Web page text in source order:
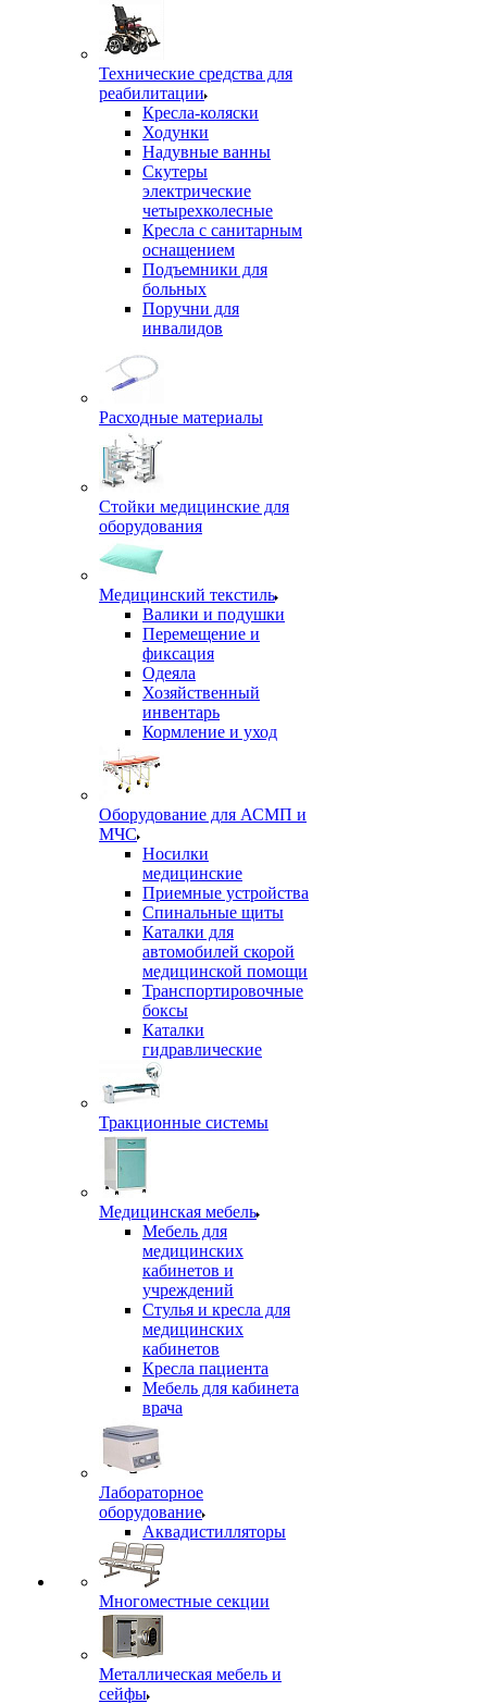
Технические средства для
реабилитации
Кресла-коляски
Ходунки
Надувные ванны
Скутеры
электрические
четырехколесные
Кресла с санитарным
оснащением
Подъемники для
больных
Поручни для
инвалидов
Расходные материалы
Стойки медицинские для
оборудования
Медицинский текстиль
Валики и подушки
Перемещение и
фиксация
Одеяла
Хозяйственный
инвентарь
Кормление и уход
Оборудование для АСМП и
МЧС
Носилки
медицинские
Приемные устройства
Спинальные щиты
Каталки для
автомобилей скорой
медицинской помощи
Транспортировочные
боксы
Каталки
гидравлические
Тракционные системы
Медицинская мебель
Мебель для
медицинских
кабинетов и
учреждений
Стулья и кресла для
медицинских
кабинетов
Кресла пациента
Мебель для кабинета
врача
Лабораторное
оборудование
Аквадистилляторы
Многоместные секции
Металлическая мебель и
сейфы